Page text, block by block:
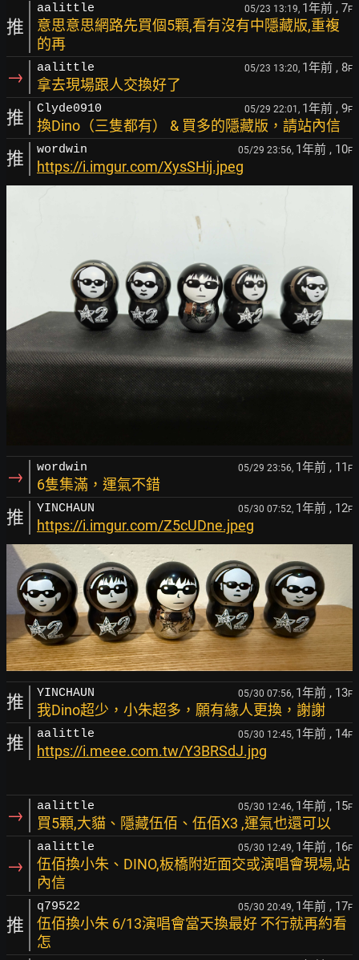
推
aalittle 05/23 13:19, 1年前 , 7F
意思意思網路先買個5顆,看有沒有中隱藏版,重複
的再
→ aalittle 05/23 13:20, 1年前 , 8F
拿去現場跟人交換好了
推 Clyde0910 05/29 22:01, 1年前 , 9F
換Dino（三隻都有） & 買多的隱藏版，請站內信
推 wordwin 05/29 23:56, 1年前 , 10F
https://i.imgur.com/XysSHij.jpeg
→ wordwin 05/29 23:56, 1年前 , 11 F
6隻集滿，運氣不錯
推 YINCHAUN 05/30 07:52, 1年前 , 12F
https://i.imgur.com/Z5cUDne.jpeg
推 YINCHAUN 05/30 07:56, 1年前 , 13F
我Dino超少，小朱超多，願有緣人更換，謝謝
推 aalittle 05/30 12:45, 1年前 , 14F
https://i.meee.com.tw/Y3BRSdJ.jpg
→ aalittle 05/30 12:46, 1年前 , 15F
買5顆,大貓、隱藏伍佰、伍佰X3 ,運氣也還可以
→
aalittle 05/30 12:49, 1年前 , 16F
伍佰換小朱、DINO,板橋附近面交或演唱會現場,站
內信
推
q79522 05/30 20:49, 1年前 , 17F
伍佰換小朱 6/13演唱會當天換最好 不行就再約看
怎